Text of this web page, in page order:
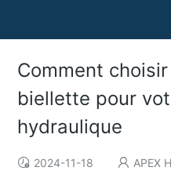
Comment
biellette pour
hydraulique
2024-11-18 APEX